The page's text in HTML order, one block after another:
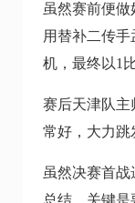
虽然赛前便
用替补二传
机，最终以1
赛后天津队主
常好，大力跳
虽然决赛首
总结，关键